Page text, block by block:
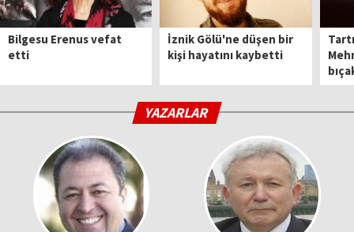
Bilgesu Erenus vefat
etti
İznik Gölü'ne düşen bir
kişi hayatını kaybetti
YAZARLAR